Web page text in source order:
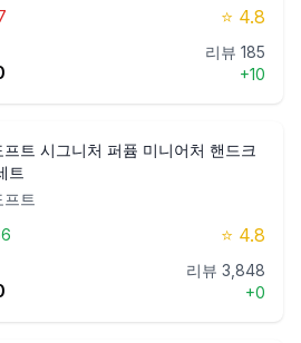
⭐ 4.8
리뷰 185
+10
프트 시그니처 퍼퓸 미니어처 핸드크
트
트
⭐ 4.8
리뷰 3,848
+0